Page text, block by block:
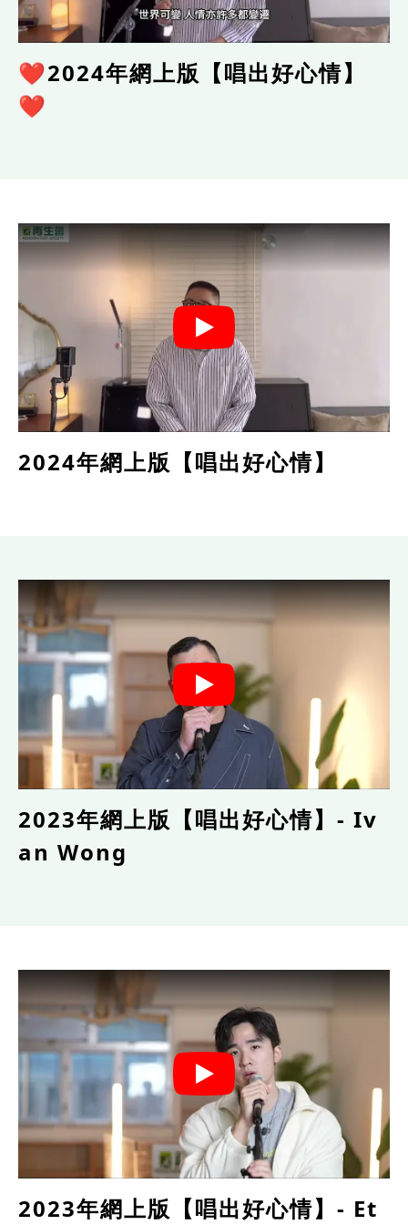
❤️2024年網上版【唱出好心情】
❤️
2024年網上版【唱出好心情】
2023年網上版【唱出好心情】- Iv
an Wong
2023年網上版【唱出好心情】- Et